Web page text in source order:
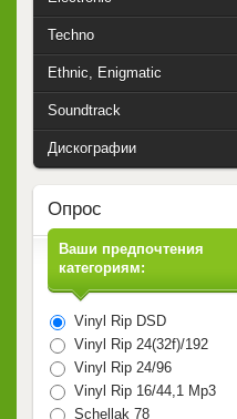
Techno
Ethnic, Enigmatic
Soundtrack
Дискографии
Опрос
Ваши предпочтения
категориям:
Vinyl Rip DSD
Vinyl Rip 24(32f)/192
Vinyl Rip 24/96
Vinyl Rip 16/44,1 Mp3
Schellak 78